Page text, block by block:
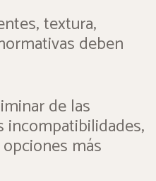
textura,
deben
de las
incompatibilidades,
más